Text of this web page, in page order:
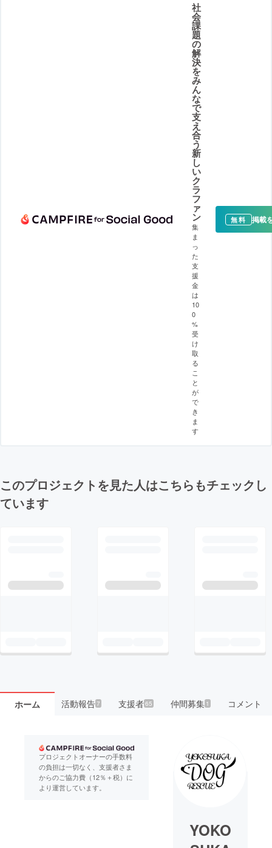
社
会
課
題
の
解
決
を
み
ん
な
で
支
え
合
う
新
し
い
ク
ラ
フ
ァ
ン
集
ま
っ
た
支
援
金
は
10
0
%
受
け
取
る
こ
と
が
で
き
ま
す
無料 掲載
このプロジェクトを見た人はこちらもチェックし
ています
ホーム 活動報告7 支援者65 仲間募集 1 コメント
プロジェクトオーナーの手数料
の負担は一切なく、支援者さま
からのご協力費（12％＋税）に
より運営しています。
YOKO